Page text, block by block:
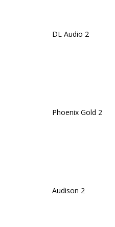
DL Audio 2
Phoenix Gold 2
Audison 2